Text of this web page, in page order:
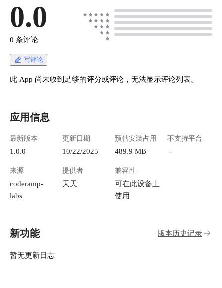
chengdu.myqcloud.com/guidelines/496/280f9eda-
4eb6-4fa0-b2df-1ccd10de3c53.png "image.png") ##
在 Keycloak 中创建 Client 的完整步骤 ### 第1
`https://padws.域名.heiyu.space/auth/` 2. 登录： -
Username: `admin` - Password: `admin123` !
[image.png](https://lzc-playground-
- ### 第2步：选择/创建 Realm 1. 点击左上角下拉
realm： - 点击 "Create Realm" - Realm name:
`padws` - 点击 "Create" ![image.png](https://lzc-
chengdu.myqcloud.com/guidelines/496/e2ab447c-
e403-4c06-a83f-31d318fb8c6f.png "image.png") 3.
确保当前在 `padws` realm 中（左上角显示
02f8-45b3-958a-23a08a2c1dbe.png "image.png") ---
Settings（常规设置） 点击左侧菜单 "Clients" →
0.0
0 条评论
写评论
此 App 尚未收到足够的评分或评论，无法显示评论列表。
应用信息
最新版本
1.0.0
更新日期
10/22/2025
预估安装占用
489.9 MB
不支持平台
--
来源
coderamp-
labs
提供者
天天
兼容性
可在此设备上
使用
新功能 版本历史记录
暂无更新日志